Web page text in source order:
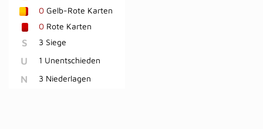
0 Gelb-Rote Karten
0 Rote Karten
S 3 Siege
U 1 Unentschieden
N 3 Niederlagen